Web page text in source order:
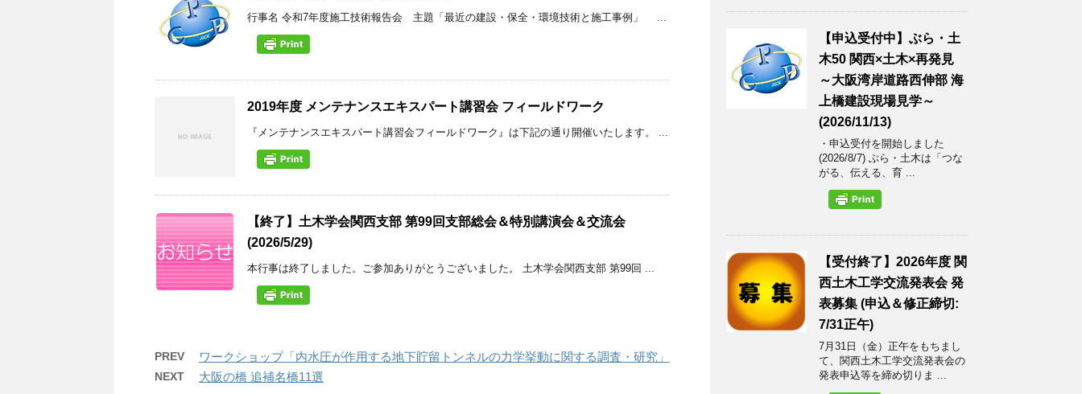
行事名 令和7年度施工技術報告会 主題「最近の建設・保全・環境技術と施工事例」 ...
2019年度 メンテナンスエキスパート講習会 フィールドワーク
『メンテナンスエキスパート講習会フィールドワーク』は下記の通り開催いたします。 ...
【終了】土木学会関西支部 第99回支部総会＆特別講演会＆交流会
(2026/5/29)
本行事は終了しました。ご参加ありがとうございました。 土木学会関西支部 第99回 ...
PREV ワークショップ「内水圧が作用する地下貯留トンネルの力学挙動に関する調査・研究」
NEXT 大阪の橋 追補名橋11選
【申込受付中】ぶら・土
木50 関西×土木×再発見
～大阪湾岸道路西伸部 海
上橋建設現場見学～
(2026/11/13)
・申込受付を開始しました
(2026/8/7) ぶら・土木は「つな
がる、伝える、育 ...
【受付終了】2026年度 関
西土木工学交流発表会 発
表募集 (申込＆修正締切:
7/31正午)
7月31日（金）正午をもちまし
て、関西土木工学交流発表会の
発表申込等を締め切りま ...